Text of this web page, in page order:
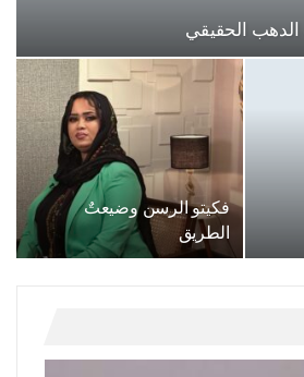
الحقيقي
فكيتو الرسن وضيعتٌ
الطريق